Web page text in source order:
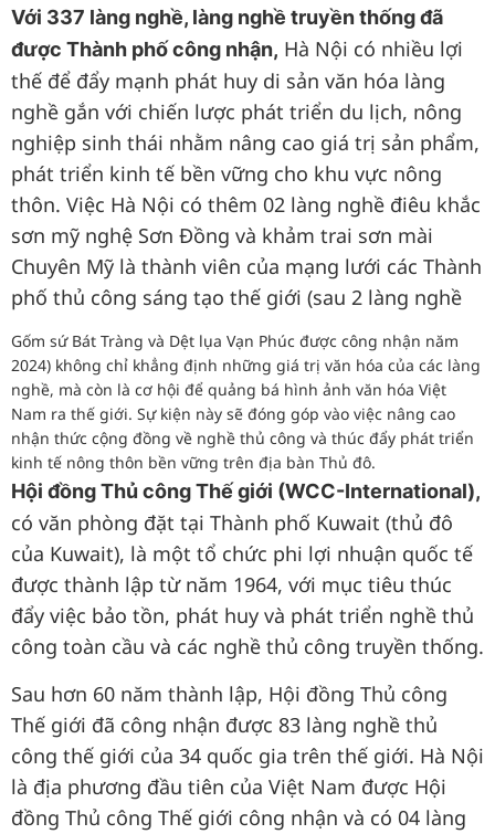
Với 337 làng nghề, làng nghề truyền thống đã
được Thành phố công nhận, Hà Nội có nhiều lợi
thế để đẩy mạnh phát huy di sản văn hóa làng
nghề gắn với chiến lược phát triển du lịch, nông
nghiệp sinh thái nhằm nâng cao giá trị sản phẩm,
phát triển kinh tế bền vững cho khu vực nông
thôn. Việc Hà Nội có thêm 02 làng nghề điêu khắc
sơn mỹ nghệ Sơn Đồng và khảm trai sơn mài
Chuyên Mỹ là thành viên của mạng lưới các Thành
phố thủ công sáng tạo thế giới (sau 2 làng nghề
Gốm sứ Bát Tràng và Dệt lụa Vạn Phúc được công nhận năm
2024) không chỉ khẳng định những giá trị văn hóa của các làng
nghề, mà còn là cơ hội để quảng bá hình ảnh văn hóa Việt
Nam ra thế giới. Sự kiện này sẽ đóng góp vào việc nâng cao
nhận thức cộng đồng về nghề thủ công và thúc đẩy phát triển
kinh tế nông thôn bền vững trên địa bàn Thủ đô.
Hội đồng Thủ công Thế giới (WCC-International),
có văn phòng đặt tại Thành phố Kuwait (thủ đô
của Kuwait), là một tổ chức phi lợi nhuận quốc tế
được thành lập từ năm 1964, với mục tiêu thúc
đẩy việc bảo tồn, phát huy và phát triển nghề thủ
công toàn cầu và các nghề thủ công truyền thống.
Sau hơn 60 năm thành lập, Hội đồng Thủ công
Thế giới đã công nhận được 83 làng nghề thủ
công thế giới của 34 quốc gia trên thế giới. Hà Nội
là địa phương đầu tiên của Việt Nam được Hội
đồng Thủ công Thế giới công nhận và có 04 làng